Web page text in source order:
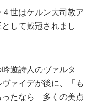
世はケルン大司教ア
して戴冠されまし
遊詩人のヴァルタ
ァイデが後に、「も
ったなら 多くの美点